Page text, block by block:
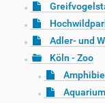
Adler- und
Köln - Zoo